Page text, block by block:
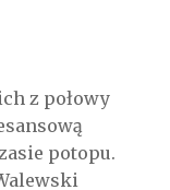
z połowy
potopu.